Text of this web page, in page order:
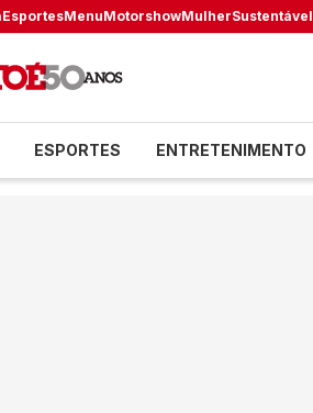
EsportesMenuMotorshowMulherSustentável
ESPORTES ENTRETENIMENTO